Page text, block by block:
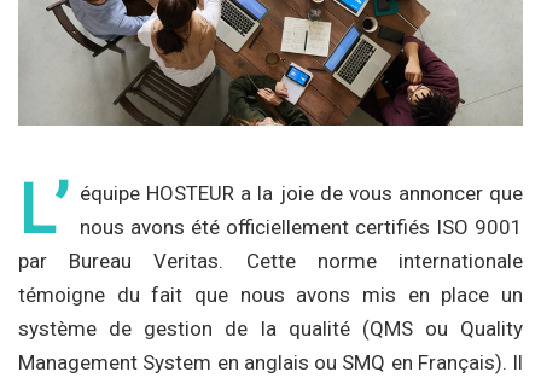
L’ équipe HOSTEUR a la joie de vous annoncer que
nous avons été officiellement certifiés ISO 9001
par Bureau Veritas. Cette norme internationale
témoigne du fait que nous avons mis en place un
système de gestion de la qualité (QMS ou Quality
Management System en anglais ou SMQ en Français). Il